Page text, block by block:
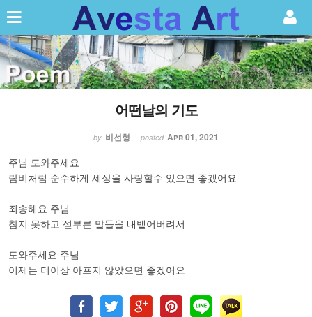
어떤날의 기도
by 비선형 posted Apr 01, 2021
주님 도와주세요
람비처럼 순수하게 세상을 사랑할수 있으면 좋겠어요
죄송해요 주님
참지 못하고 섣부른 말들을 내뱉어버려서
도와주세요 주님
이제는 더이상 아프지 않았으면 좋겠어요
Sketchbook5, 스케치북5
Sketchbook5, 스케치북5